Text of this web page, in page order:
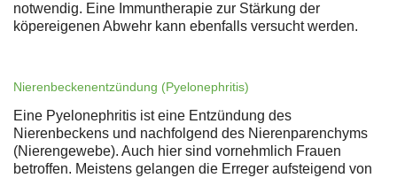
notwendig. Eine Immuntherapie zur Stärkung der
köpereigenen Abwehr kann ebenfalls versucht werden.
Nierenbeckenentzündung (Pyelonephritis)
Eine Pyelonephritis ist eine Entzündung des
Nierenbeckens und nachfolgend des Nierenparenchyms
(Nierengewebe). Auch hier sind vornehmlich Frauen
betroffen. Meistens gelangen die Erreger aufsteigend von